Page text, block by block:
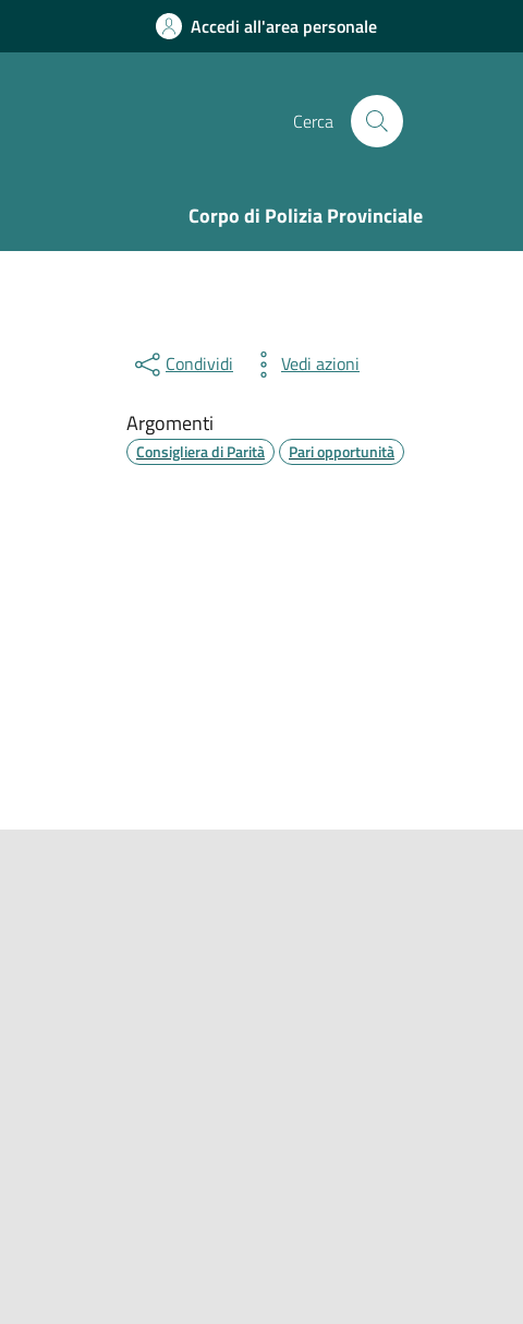
Accedi all'area personale
Cerca
Corpo di Polizia Provinciale
Condividi Vedi azioni
Argomenti
Consigliera di Parità Pari opportunità